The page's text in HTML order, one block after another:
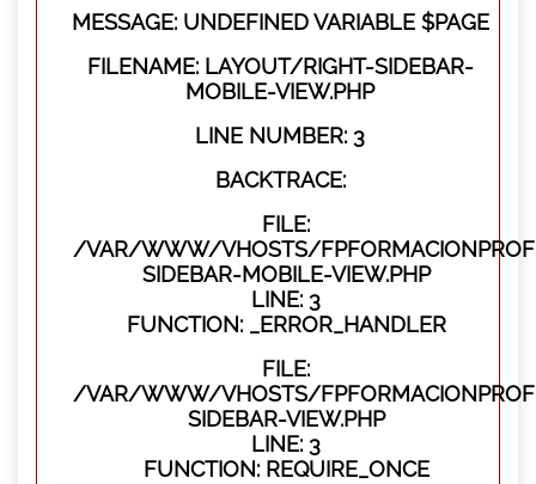
MESSAGE: UNDEFINED VARIABLE $PAGE
FILENAME: LAYOUT/RIGHT-SIDEBAR-
MOBILE-VIEW.PHP
LINE NUMBER: 3
BACKTRACE:
FILE:
/VAR/WWW/VHOSTS/
SIDEBAR-MOBILE-VIEW.PHP
LINE: 3
FUNCTION: _ERROR_HANDLER
FILE:
/VAR/WWW/VHOSTS/
SIDEBAR-VIEW.PHP
LINE: 3
FUNCTION: REQUIRE_ONCE